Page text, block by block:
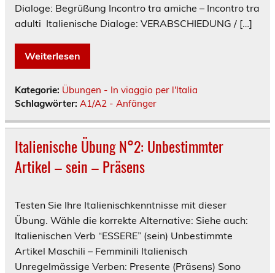
Dialoge: Begrüßung Incontro tra amiche – Incontro tra
adulti Italienische Dialoge: VERABSCHIEDUNG / […]
Weiterlesen
Kategorie: Übungen - In viaggio per l'Italia
Schlagwörter: A1/A2 - Anfänger
Italienische Übung N°2: Unbestimmter
Artikel – sein – Präsens
Testen Sie Ihre Italienischkenntnisse mit dieser
Übung. Wähle die korrekte Alternative: Siehe auch:
Italienischen Verb “ESSERE” (sein) Unbestimmte
Artikel Maschili – Femminili Italienisch
Unregelmässige Verben: Presente (Präsens) Sono